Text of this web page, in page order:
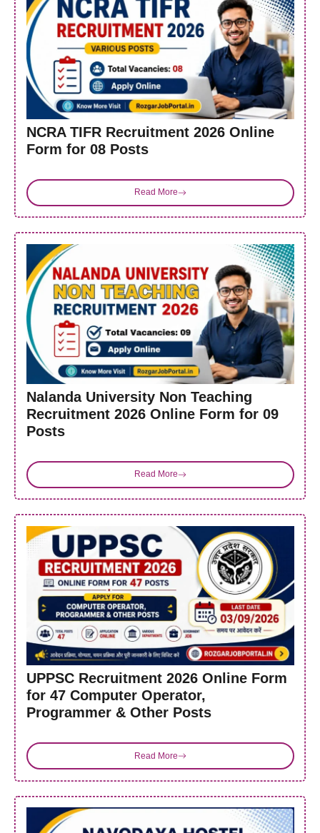
NCRA TIFR Recruitment 2026 Online
Form for 08 Posts
Read More
Nalanda University Non Teaching
Recruitment 2026 Online Form for 09
Posts
Read More
UPPSC Recruitment 2026 Online Form
for 47 Computer Operator,
Programmer & Other Posts
Read More